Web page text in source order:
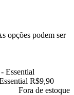
opções podem ser
R$9,90
Fora de estoque